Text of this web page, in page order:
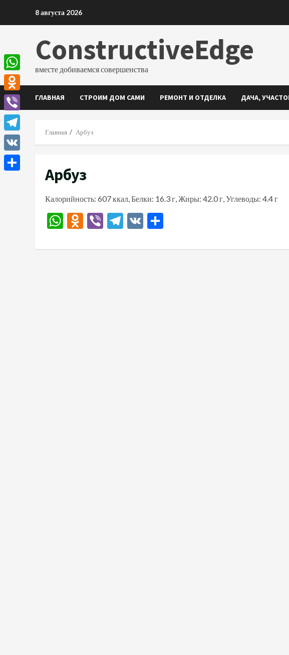
8 августа 2026
ConstructiveEdge
вместе добиваемся совершенства
ГЛАВНАЯ СТРОИМ ДОМ САМИ РЕМОНТ И ОТДЕЛКА ДАЧА,
Главная Арбуз
Арбуз
Калорийность: 607 ккал, Белки: 16.3 г, Жиры: 42.0 г, Углеводы: 4.4 г
WhatsApp
Odnoklassniki
ViberTelegram
VK
WhatsApp
Odnoklassniki
Viber
Telegram
VK